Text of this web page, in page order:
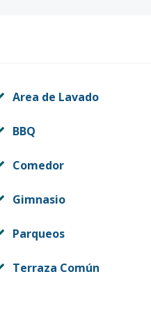
Area de Lavado
BBQ
Comedor
Gimnasio
Parqueos
Terraza Común